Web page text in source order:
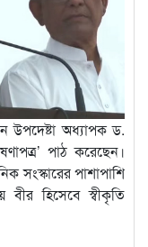
উপদেষ্টা অধ্যাপক ড.
পাঠ করেছেন।
সংস্কারের পাশাপাশি
বীর হিসেবে স্বীকৃতি